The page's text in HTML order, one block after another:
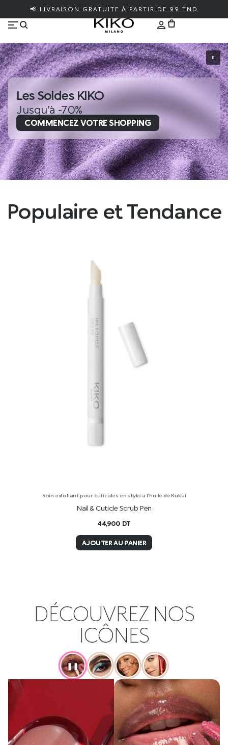
📢 LIVRAISON GRATUITE À PARTIR DE 99 TND
Les Soldes KIKO
Jusqu'à -70%
COMMENCEZ VOTRE SHOPPING
Populaire et Tendance
Soin exfoliant pour cuticules en stylo à l’huile de Kukui
Nail & Cuticle Scrub Pen
44,900 DT
AJOUTER AU PANIER
DÉCOUVREZ NOS
ICÔNES
❚❚